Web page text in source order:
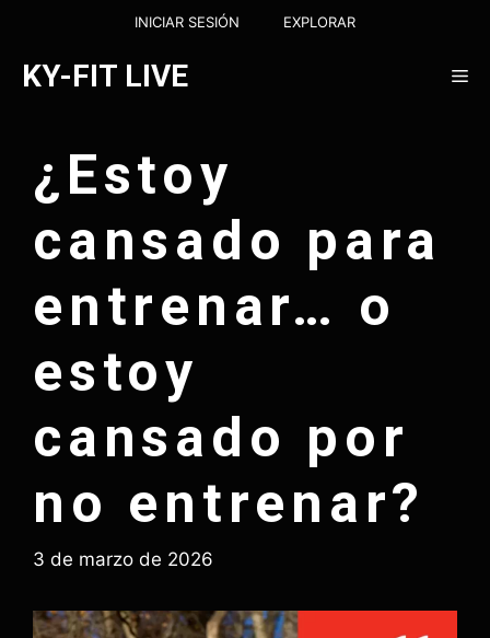
contenido
INICIAR SESIÓN EXPLORAR
KY-FIT LIVE
¿Estoy
cansado para
entrenar… o
estoy
cansado por
no entrenar?
3 de marzo de 2026